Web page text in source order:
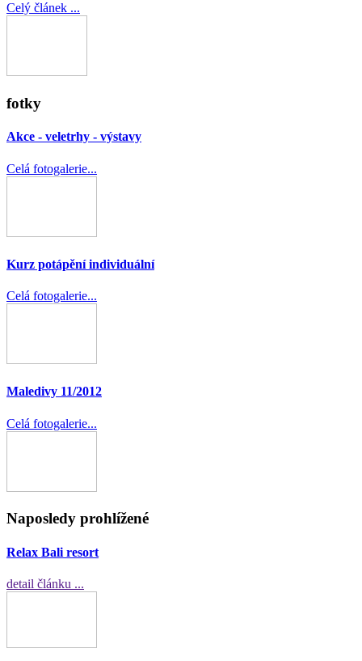
Celý článek ...
fotky
Akce - veletrhy - výstavy
Celá fotogalerie...
Kurz potápění individuální
Celá fotogalerie...
Maledivy 11/2012
Celá fotogalerie...
Naposledy prohlížené
Relax Bali resort
detail článku ...